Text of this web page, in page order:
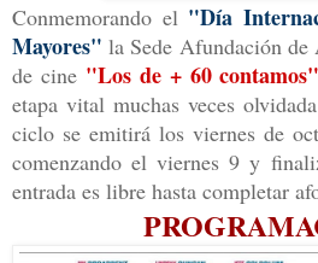
Conmemorando el "Día
Mayores"la Sede Afundación
de cine "Los de + 60
etapa vital muchas veces
ciclo se emitirá los viernes de
comenzando el viernes 9 y
entrada es libre hasta completar